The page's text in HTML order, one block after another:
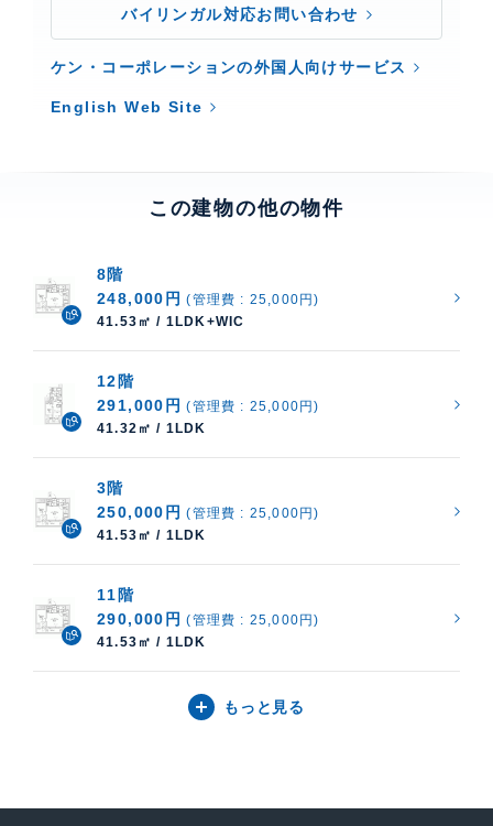
バイリンガル対応お問い合わせ
ケン・コーポレーションの外国人向けサービス
English Web Site
この建物の他の物件
8階
248,000円 (管理費 : 25,000円)
41.53㎡ / 1LDK+WIC
12階
291,000円 (管理費 : 25,000円)
41.32㎡ / 1LDK
3階
250,000円 (管理費 : 25,000円)
41.53㎡ / 1LDK
11階
290,000円 (管理費 : 25,000円)
41.53㎡ / 1LDK
もっと見る